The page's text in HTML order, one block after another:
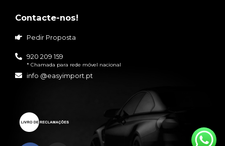
Contacte-nos!
Pedir Proposta
920 209 159
* Chamada para rede móvel nacional
info @easyimport.pt